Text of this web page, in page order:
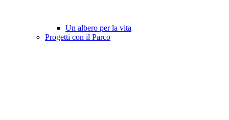
Un albero per la vita
Progetti con il Parco